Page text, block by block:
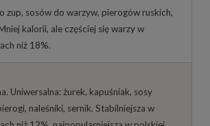
zup, sosów do warzyw, pierogów ruskich,
kalorii, ale częściej się warzy w
niż 18%.
Uniwersalna: żurek, kapuśniak, sosy
naleśniki, sernik. Stabilniejsza w